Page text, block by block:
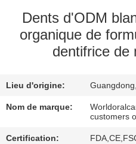
NOUS
VISITE
CONTRÔLE
Dents d'ODM
organique de
dentifrice de
Lieu d'origine:
Nom de marque:
customers
Certification: